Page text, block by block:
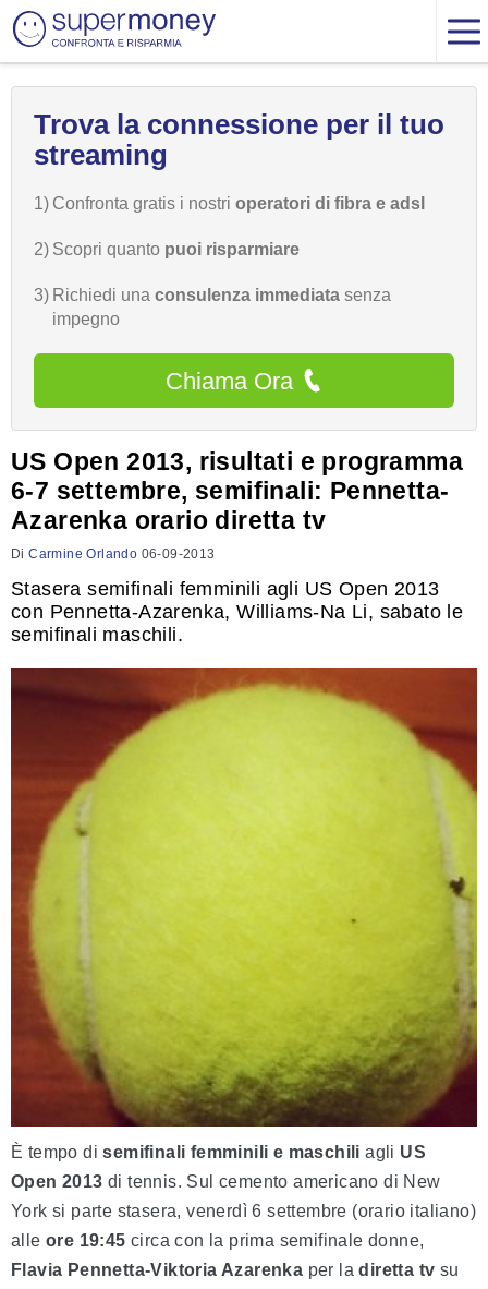
Trova la connessione per il tuo
streaming
1) Confronta gratis i nostri operatori di fibra e adsl
2) Scopri quanto puoi risparmiare
3) Richiedi una consulenza immediata senza
impegno
Chiama Ora
US Open 2013, risultati e programma
6-7 settembre, semifinali: Pennetta-
Azarenka orario diretta tv
DiCarmine Orlando 06-09-2013
Stasera semifinali femminili agli US Open 2013
con Pennetta-Azarenka, Williams-Na Li, sabato le
semifinali maschili.
È tempo disemifinali femminili e maschili agli US
Open 2013 di tennis. Sul cemento americano di New
York si parte stasera, venerdì 6 settembre (orario italiano)
alle ore 19:45 circa con la prima semifinale donne,
Flavia Pennetta-Viktoria Azarenka per ladiretta tv su